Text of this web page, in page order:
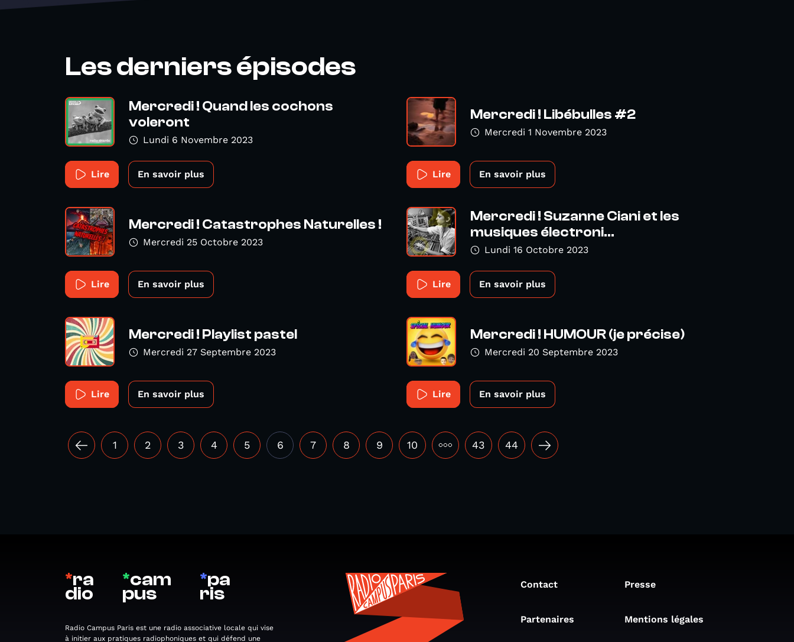
Les derniers épisodes
Mercredi ! Quand les cochons
voleront
Lundi 6 Novembre 2023
Lire En savoir plus
Mercredi ! Libébulles #2
Mercredi 1 Novembre 2023
Lire En savoir plus
Mercredi ! Catastrophes Naturelles !
Mercredi 25 Octobre 2023
Lire En savoir plus
Mercredi ! Suzanne Ciani et les
musiques électroni...
Lundi 16 Octobre 2023
Lire En savoir plus
Mercredi ! Playlist pastel
Mercredi 27 Septembre 2023
Lire En savoir plus
Mercredi ! HUMOUR (je précise)
Mercredi 20 Septembre 2023
Lire En savoir plus
1 2 3 4 5 6 7 8 9 10 ••• 43 44
*ra
dio
*cam
pus
*pa
ris
Radio Campus Paris est une radio associative locale qui vise
à initier aux pratiques radiophoniques et qui défend une
Contact Presse
Partenaires Mentions légales